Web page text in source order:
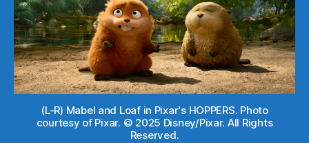
(L-R) Mabel and Loaf in Pixar's HOPPERS. Photo
courtesy of Pixar. © 2025 Disney/Pixar. All Rights
Reserved.